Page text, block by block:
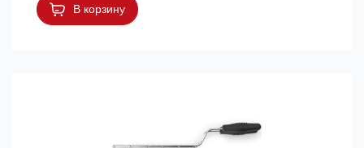
В корзину